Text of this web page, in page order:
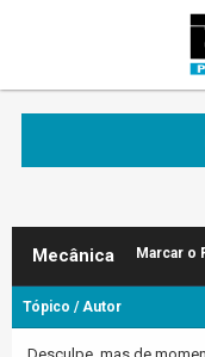
Marcar o
Mecânica
Tópico /Autor